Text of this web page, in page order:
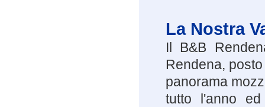
La Nostra
Il B&B
Rendena,
panorama
tutto l'anno